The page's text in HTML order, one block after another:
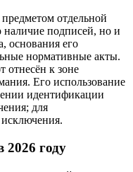
отдельной
наличие подписей, но и
основания его
нормативные акты.
отнесён к зоне
Его использование
идентификации
для
2026 году